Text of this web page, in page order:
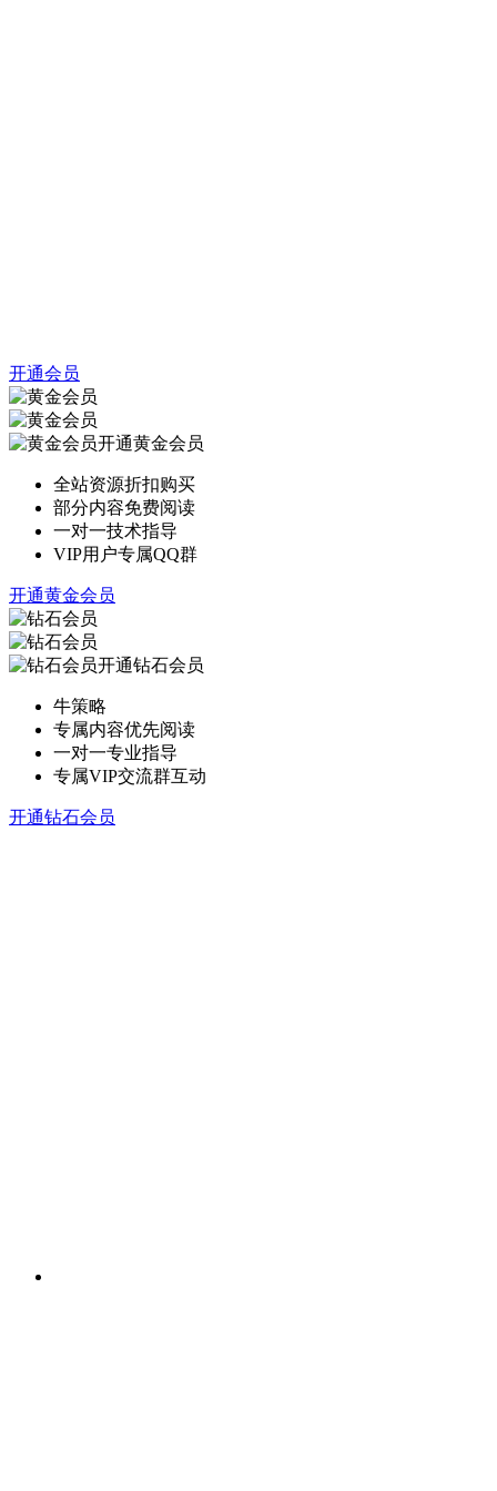
开通会员
开通黄金会员
全站资源折扣购买
部分内容免费阅读
一对一技术指导
VIP用户专属QQ群
开通黄金会员
开通钻石会员
牛策略
专属内容优先阅读
一对一专业指导
专属VIP交流群互动
开通钻石会员